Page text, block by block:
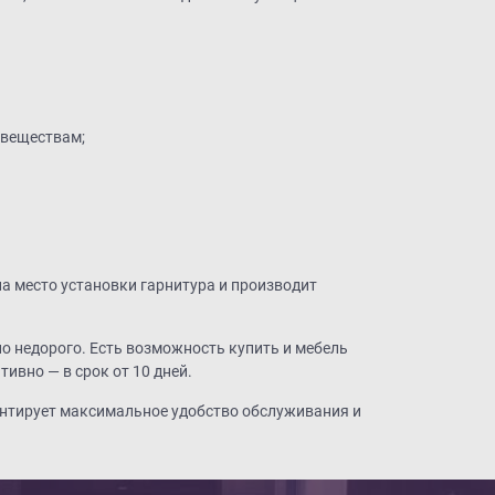
установки гарнитура и производит
недорого. Есть возможность купить и мебель
— в срок от 10 дней.
максимальное удобство обслуживания и